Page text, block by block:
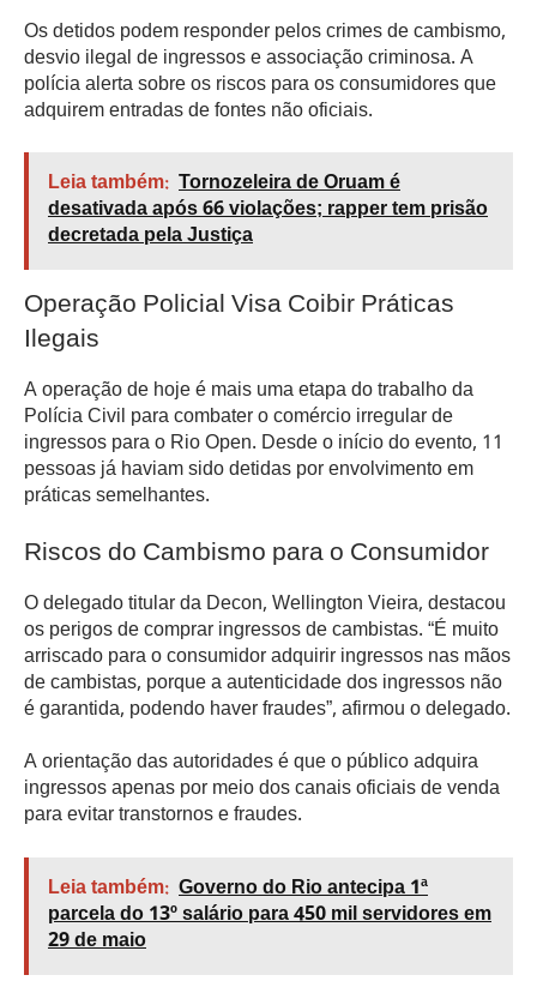
Os detidos podem responder pelos crimes de cambismo,
desvio ilegal de ingressos e associação criminosa. A
polícia alerta sobre os riscos para os consumidores que
adquirem entradas de fontes não oficiais.
Leia também: Tornozeleira de Oruam é
desativada após 66 violações; rapper tem prisão
decretada pela Justiça
Operação Policial Visa Coibir Práticas
Ilegais
A operação de hoje é mais uma etapa do trabalho da
Polícia Civil para combater o comércio irregular de
ingressos para o Rio Open. Desde o início do evento, 11
pessoas já haviam sido detidas por envolvimento em
práticas semelhantes.
Riscos do Cambismo para o Consumidor
O delegado titular da Decon, Wellington Vieira, destacou
os perigos de comprar ingressos de cambistas. “É muito
arriscado para o consumidor adquirir ingressos nas mãos
de cambistas, porque a autenticidade dos ingressos não
é garantida, podendo haver fraudes”, afirmou o delegado.
A orientação das autoridades é que o público adquira
ingressos apenas por meio dos canais oficiais de venda
para evitar transtornos e fraudes.
Leia também: Governo do Rio antecipa 1ª
parcela do 13º salário para 450 mil servidores em
29 de maio